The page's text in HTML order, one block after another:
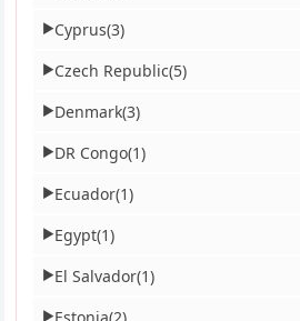
▶Cyprus(3)
▶Czech Republic(5)
▶Denmark(3)
▶DR Congo(1)
▶Ecuador(1)
▶Egypt(1)
▶El Salvador(1)
▶